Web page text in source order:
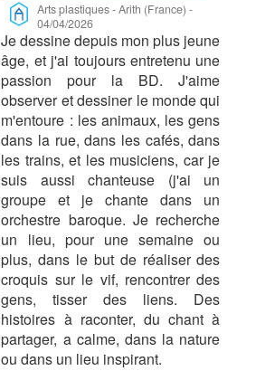
Arts plastiques-Arith (France) -
04/04/2026
Je dessine depuis mon plus jeune
âge, et j'ai toujours entretenu une
passion pour la BD. J'aime
observer et dessiner le monde qui
m'entoure : les animaux, les gens
dans la rue, dans les cafés, dans
les trains, et les musiciens, car je
suis aussi chanteuse (j'ai un
groupe et je chante dans un
orchestre baroque. Je recherche
un lieu, pour une semaine ou
plus, dans le but de réaliser des
croquis sur le vif, rencontrer des
gens, tisser des liens. Des
histoires à raconter, du chant à
partager, a calme, dans la nature
ou dans un lieu inspirant.